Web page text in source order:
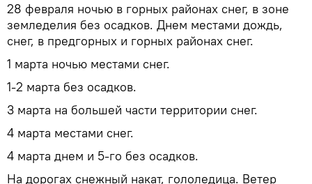
28 февраля ночью в горных районах снег, в зоне
земледелия без осадков. Днем местами дождь,
снег, в предгорных и горных районах снег.
1 марта ночью местами снег.
1-2 марта без осадков.
3 марта на большей части территории снег.
4 марта местами снег.
4 марта днем и 5-го без осадков.
На дорогах снежный накат, гололедица. Ветер